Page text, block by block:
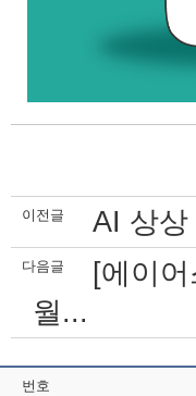
이전글 AI 상
다음글
[에이
월...
번호